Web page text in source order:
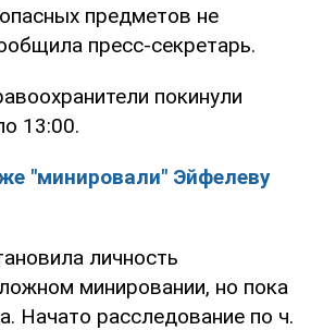
предметов не
пресс-секретарь.
покинули
13:00.
"минировали" Эйфелеву
личность
минировании, но пока
Начато расследование по ч.